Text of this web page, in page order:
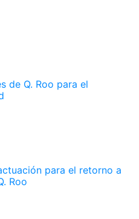
de Q. Roo para el
para el retorno a
Roo